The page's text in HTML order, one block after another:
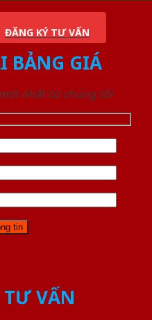
ĐĂNG KÝ TƯ VẤN
BẢNG GIÁ
nhất từ chúng tôi
VẤN